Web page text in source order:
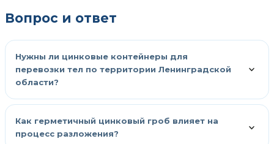
Вопрос и ответ
Нужны ли цинковые контейнеры для
перевозки тел по территории Ленинградской
области?
Как герметичный цинковый гроб влияет на
процесс разложения?